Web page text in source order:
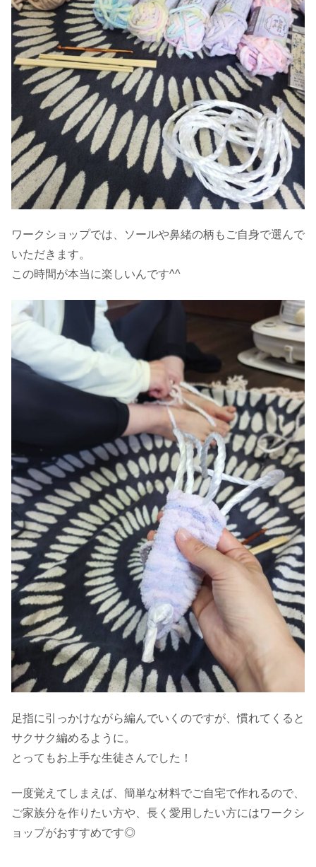
ワークショップでは、ソールや鼻緒の柄もご自身で選んで
いただきます。
この時間が本当に楽しいんです^^
足指に引っかけながら編んでいくのですが、慣れてくると
サクサク編めるように。
とってもお上手な生徒さんでした！
一度覚えてしまえば、簡単な材料でご自宅で作れるので、
ご家族分を作りたい方や、長く愛用したい方にはワークシ
ョップがおすすめです◎